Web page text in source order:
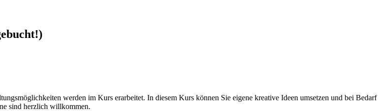
werden im Kurs erarbeitet. In diesem Kurs können Sie eigene kreative Ideen umsetzen und bei Bedarf
sind herzlich willkommen.